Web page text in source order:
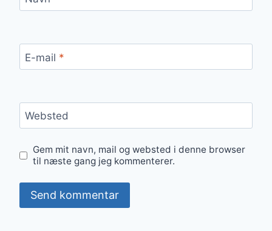
E-mail *
Websted
Gem mit navn, mail og websted i denne browser
til næste gang jeg kommenterer.